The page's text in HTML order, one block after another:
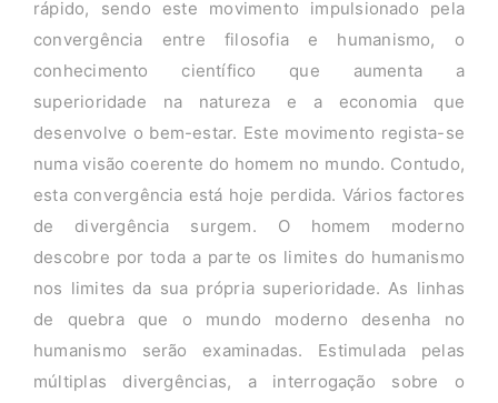
rápido, sendo este movimento impulsionado pela
convergência entre filosofia e humanismo, o
conhecimento científico que aumenta a
superioridade na natureza e a economia que
desenvolve o bem-estar. Este movimento regista-se
numa visão coerente do homem no mundo. Contudo,
esta convergência está hoje perdida. Vários factores
de divergência surgem. O homem moderno
descobre por toda a parte os limites do humanismo
nos limites da sua própria superioridade. As linhas
de quebra que o mundo moderno desenha no
humanismo serão examinadas. Estimulada pelas
múltiplas divergências, a interrogação sobre o